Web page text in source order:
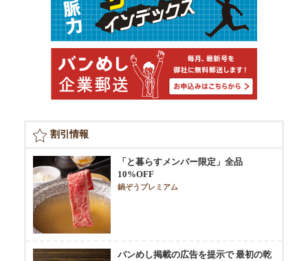
割引情報
「と暮らすメンバー限定」全品
10%OFF
鍋ぞうプレミアム
バンめし掲載の広告を提示で 最初の乾